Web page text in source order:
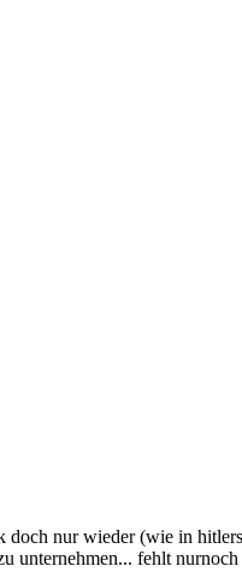
nur wieder (wie in
unternehmen... fehlt